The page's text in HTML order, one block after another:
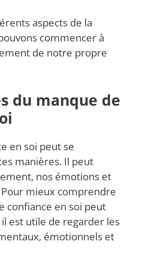
aspects de la
commencer à
de notre propre
du manque de
en soi peut se
manières. Il peut
nos émotions et
mieux comprendre
confiance en soi peut
est utile de regarder les
émotionnels et